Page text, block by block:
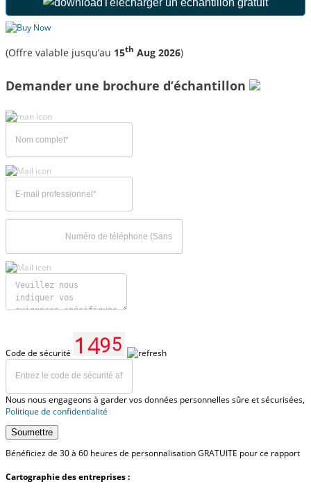
Télécharger un échantillon gratuit
(Offre valable jusqu’au 15th Aug 2026)
Demander une brochure d’échantillon
Code de sécurité
Nous nous engageons à garder vos données personnelles sûre et sécurisées,
Politique de confidentialité
Soumettre
Bénéficiez de 30 à 60 heures de personnalisation GRATUITE pour ce rapport
Cartographie des entreprises :